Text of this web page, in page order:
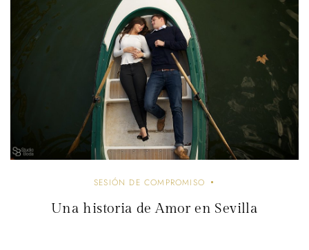
SESIÓN DE COMPROMISO
Una historia de Amor en Sevilla